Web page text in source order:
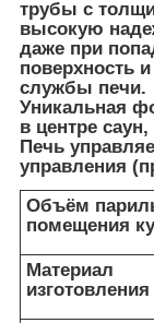
трубы с
высокую
даже при
поверхность
службы печи.
Уникальная
в центре
Печь
управления
Объём
помещения
Материал
изготовления